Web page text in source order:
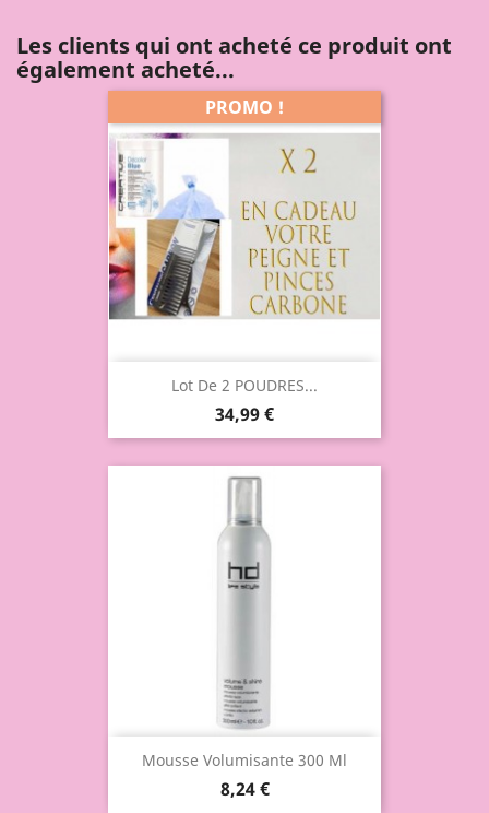
Les clients qui ont acheté ce produit ont
également acheté...
Lot De 2 POUDRES...
34,99 €
PROMO !
Mousse Volumisante 300 Ml
8,24 €